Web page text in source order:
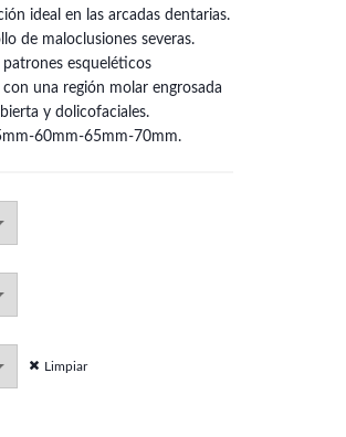
ideal en las arcadas dentarias.
de maloclusiones severas.
esqueléticos
una región molar engrosada
y dolicofaciales.
60mm-65mm-70mm.
Limpiar